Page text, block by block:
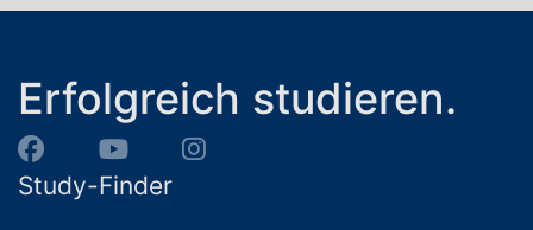
Erfolgreich studieren.
Study-Finder